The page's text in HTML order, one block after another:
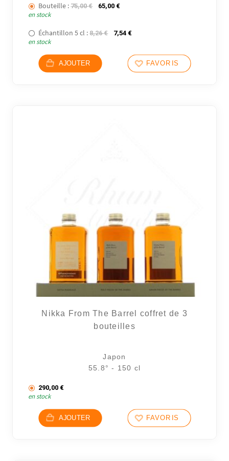
Bouteille : 75,00€ Le prix initial était : 75,00 €.
65,00 €Le prix actuel est : 65,00 €.
en stock
Échantillon 5 cl : 8,26€ Le prix initial était : 8,26 €.
7,54 €Le prix actuel est : 7,54 €.
en stock
AJOUTER FAVORIS
Nikka From The Barrel coffret de 3
bouteilles
Japon
55.8° - 150 cl
290,00 €
en stock
AJOUTER FAVORIS